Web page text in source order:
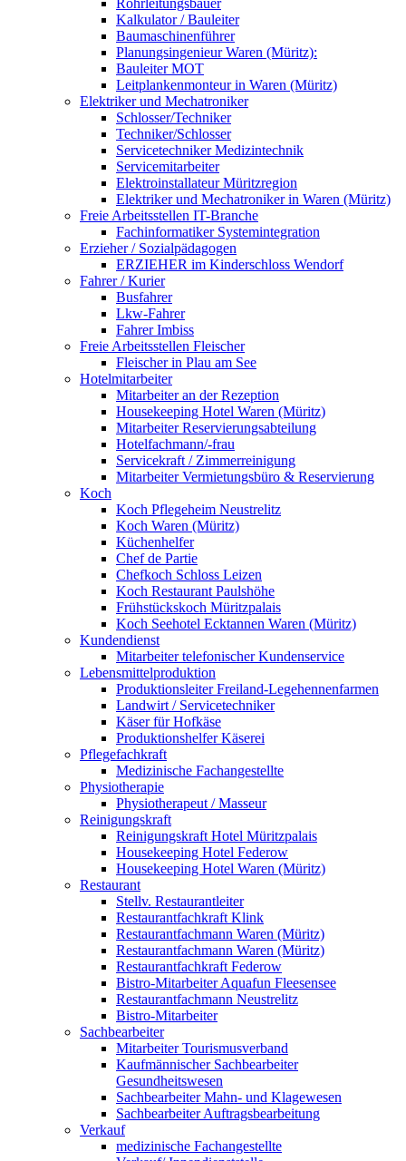
Kalkulator / Bauleiter
Baumaschinenführer
Planungsingenieur Waren (Müritz):
Bauleiter MOT
Leitplankenmonteur in Waren (Müritz)
Elektriker und Mechatroniker
Schlosser/Techniker
Techniker/Schlosser
Servicetechniker Medizintechnik
Servicemitarbeiter
Elektroinstallateur Müritzregion
Elektriker und Mechatroniker in Waren (Müritz)
Freie Arbeitsstellen IT-Branche
Fachinformatiker Systemintegration
Erzieher / Sozialpädagogen
ERZIEHER im Kinderschloss Wendorf
Fahrer / Kurier
Busfahrer
Lkw-Fahrer
Fahrer Imbiss
Freie Arbeitsstellen Fleischer
Fleischer in Plau am See
Hotelmitarbeiter
Mitarbeiter an der Rezeption
Housekeeping Hotel Waren (Müritz)
Mitarbeiter Reservierungsabteilung
Hotelfachmann/-frau
Servicekraft / Zimmerreinigung
Mitarbeiter Vermietungsbüro & Reservierung
Koch
Koch Pflegeheim Neustrelitz
Koch Waren (Müritz)
Küchenhelfer
Chef de Partie
Chefkoch Schloss Leizen
Koch Restaurant Paulshöhe
Frühstückskoch Müritzpalais
Koch Seehotel Ecktannen Waren (Müritz)
Kundendienst
Mitarbeiter telefonischer Kundenservice
Lebensmittelproduktion
Produktionsleiter Freiland-Legehennenfarmen
Landwirt / Servicetechniker
Käser für Hofkäse
Produktionshelfer Käserei
Pflegefachkraft
Medizinische Fachangestellte
Physiotherapie
Physiotherapeut / Masseur
Reinigungskraft
Reinigungskraft Hotel Müritzpalais
Housekeeping Hotel Federow
Housekeeping Hotel Waren (Müritz)
Restaurant
Stellv. Restaurantleiter
Restaurantfachkraft Klink
Restaurantfachmann Waren (Müritz)
Restaurantfachmann Waren (Müritz)
Restaurantfachkraft Federow
Bistro-Mitarbeiter Aquafun Fleesensee
Restaurantfachmann Neustrelitz
Bistro-Mitarbeiter
Sachbearbeiter
Mitarbeiter Tourismusverband
Kaufmännischer Sachbearbeiter
Gesundheitswesen
Sachbearbeiter Mahn- und Klagewesen
Sachbearbeiter Auftragsbearbeitung
Verkauf
medizinische Fachangestellte